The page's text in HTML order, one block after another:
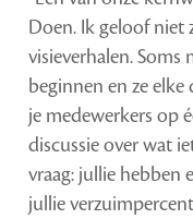
Doen. Ik geloof niet
visieverhalen.
beginnen en ze elke
je medewerkers op
discussie over wat
vraag: jullie hebben
jullie